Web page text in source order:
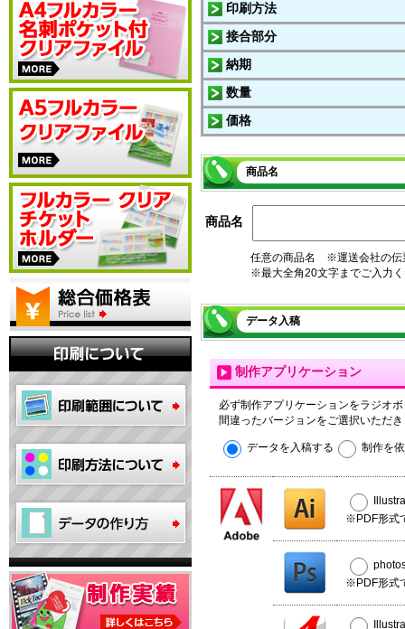
印刷方法
接合部分
納期
数量
価格
商品名
商品名
任意の商品名 ※運送会社の伝
※最大全角20文字までご入力
データ入稿
制作アプリケーション
必ず制作アプリケーションをラジオ
間違ったバージョンをご選択いただ
データを入稿する 制作を
※PDF形式
※PDF形式